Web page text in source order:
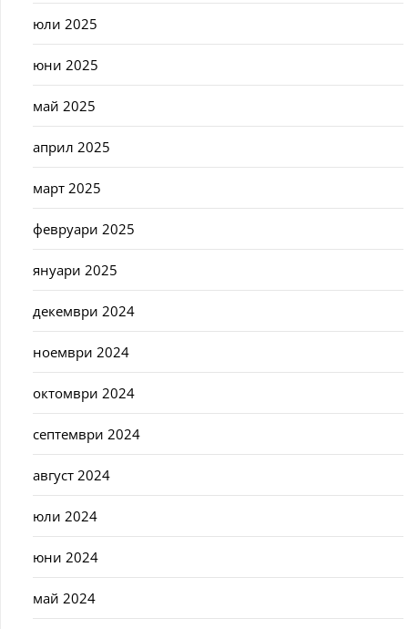
юли 2025
юни 2025
май 2025
април 2025
март 2025
февруари 2025
януари 2025
декември 2024
ноември 2024
октомври 2024
септември 2024
август 2024
юли 2024
юни 2024
май 2024